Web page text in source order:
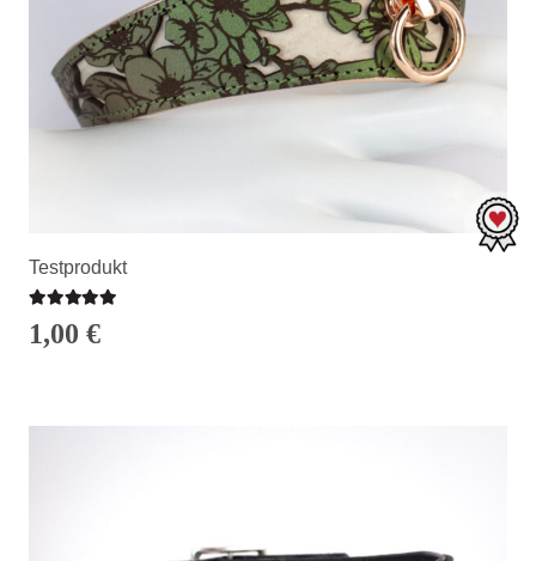
Testprodukt
1,00 €